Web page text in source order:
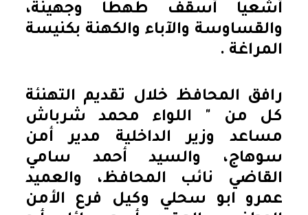
أشعيا أسقف طهطا وجهينة،
والقساوسة والآباء والكهنة بكنيسة
المراغة .
رافق المحافظ خلال تقديم التهنئة
كل من " اللواء محمد شرباش
مساعد وزير الداخلية مدير أمن
سوهاج، والسيد أحمد سامي
القاضي نائب المحافظ، والعميد
عمرو ابو سحلي وكيل فرع الأمن